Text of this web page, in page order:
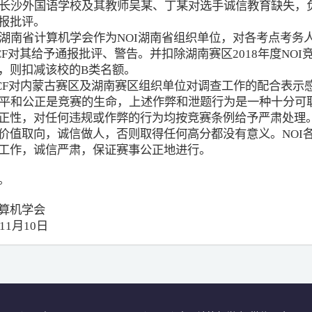
沙外国语学校及其教师吴某、丁某对选手诚信教育缺失
批评。
南省计算机学会作为NOI湖南省组织单位，对各考点考
对其给予通报批评、警告。并扣除湖南赛区2018年度
则扣减该校的B类名额。
对内蒙古赛区及湖南赛区组织单位对调查工作的配合表示
和公正是竞赛的生命，上述作弊和泄题行为是一种十分
性，对任何违规或作弊的行为均按竞赛条例给予严肃处
值取向，诚信做人，否则取得任何高分都没有意义。NOI
作，诚信严肃，保证赛事公正地进行。
机学会
月10日